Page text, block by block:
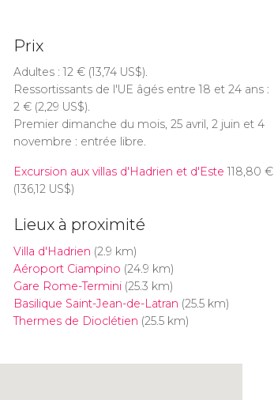
Prix
Adultes : 12 €(13,74 US$).
Ressortissants de l'UE âgés entre 18 et 24 ans :
2 €(2,29 US$).
Premier dimanche du mois, 25 avril, 2 juin et 4
novembre : entrée libre.
Excursion aux villas d'Hadrien et d'Este 118,80 €
(136,12 US$)
Lieux à proximité
Villa d'Hadrien (2.9 km)
Aéroport Ciampino (24.9 km)
Gare Rome-Termini(25.3 km)
Basilique Saint-Jean-de-Latran (25.5 km)
Thermes de Dioclétien (25.5 km)